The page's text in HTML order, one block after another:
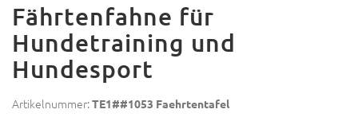
Fährtenfahne für
Hundetraining und
Hundesport
Artikelnummer:TE1##1053 Faehrtentafel